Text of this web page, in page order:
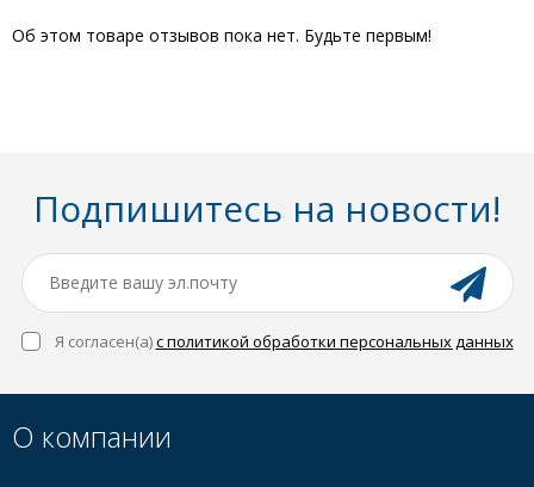
Об этом товаре отзывов пока нет. Будьте первым!
Подпишитесь на новости!
Я согласен(a)с политикой обработки персональных данных
О компании